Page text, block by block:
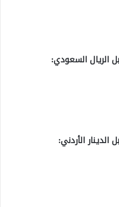
الريال السعودي:
الأردني: